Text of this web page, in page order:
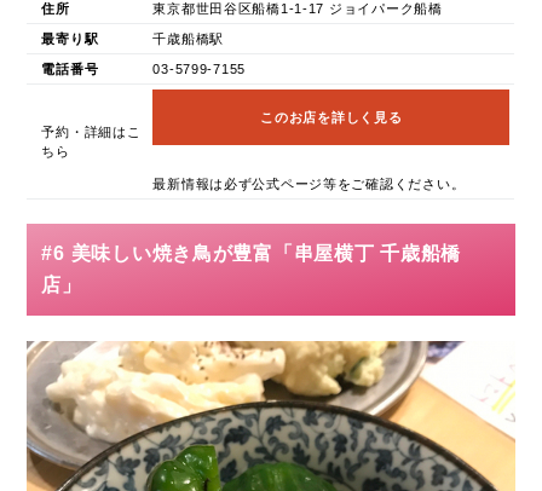
住所 東京都世田谷区船橋1-1-17 ジョイパーク船橋
最寄り駅 千歳船橋駅
電話番号 03-5799-7155
予約・詳細はこ
ちら
このお店を詳しく見る
最新情報は必ず公式ページ等をご確認ください。
#6 美味しい焼き鳥が豊富「串屋横丁 千歳船橋
店」